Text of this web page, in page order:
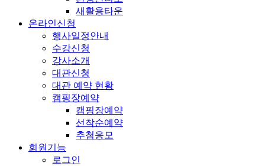
새활용타운
온라인신청
행사일정안내
수강신청
강사소개
대관신청
대관 예약 현황
캠핑장예약
캠핑장예약
선착순예약
추첨응모
회원기능
로그인